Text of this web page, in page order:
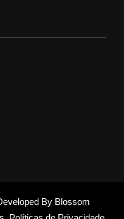
By Blossom